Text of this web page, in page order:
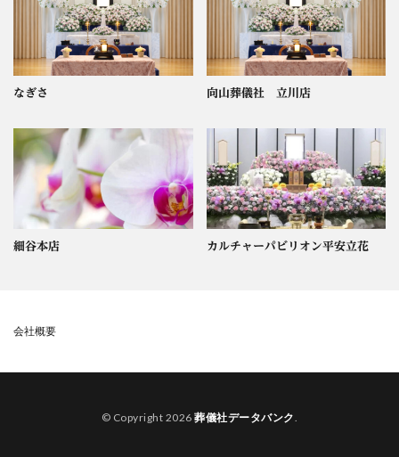
なぎさ 向山葬儀社 立川店
細谷本店 カルチャーパビリオン平安立花
会社概要
© Copyright 2026葬儀社データバンク.